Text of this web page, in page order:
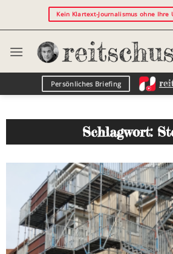
Kein Klartext-Journalismus ohne Ihre
Persönliches Briefing
Schlagwort: